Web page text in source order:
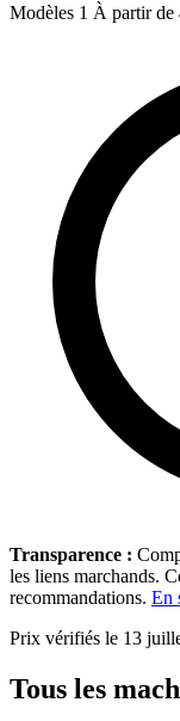
Modèles 1 À partir de
Transparence :
les liens marchands.
recommandations. En
Prix vérifiés le 13
Tous les